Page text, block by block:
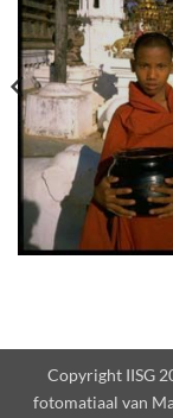
Copyright IISG
fotomatiaal van